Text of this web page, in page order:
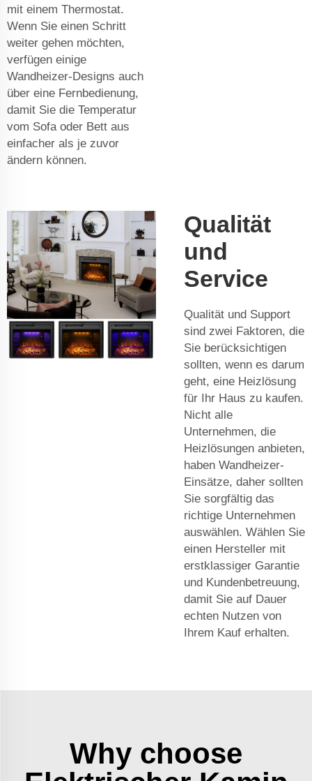
mit einem Thermostat.
Wenn Sie einen Schritt
weiter gehen möchten,
verfügen einige
Wandheizer-Designs auch
über eine Fernbedienung,
damit Sie die Temperatur
vom Sofa oder Bett aus
einfacher als je zuvor
ändern können.
Qualität
und
Service
Qualität und Support
sind zwei Faktoren, die
Sie berücksichtigen
sollten, wenn es darum
geht, eine Heizlösung
für Ihr Haus zu kaufen.
Nicht alle
Unternehmen, die
Heizlösungen anbieten,
haben Wandheizer-
Einsätze, daher sollten
Sie sorgfältig das
richtige Unternehmen
auswählen. Wählen Sie
einen Hersteller mit
erstklassiger Garantie
und Kundenbetreuung,
damit Sie auf Dauer
echten Nutzen von
Ihrem Kauf erhalten.
Why choose